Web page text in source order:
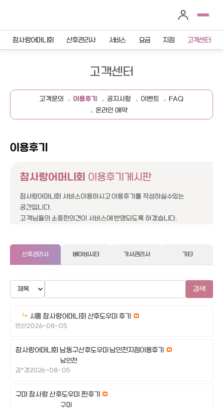
참사랑어머니회 산후관리사 서비스 요금 지점 고객센터
고객센터
고객문의 이용후기 공지사항 이벤트
FAQ
온라인 예약
이용후기
참사랑어머니회 이용후기게시판
참사랑어머니회 서비스이용하시고 이용후기를 작성하실수있는
공간입니다.
고객님들의 소중한의견이 서비스에 반영되도록 하겠습니다.
산후관리사 베이비시터 가사관리사 기타
검색
시흥 참사랑어머니회 산후도우미 후기
안산2026-08-05
참사랑어머니회 남동구산후도우미 남인천지점이용후기
남인천
김*경2026-08-05
구미 참사랑 산후도우미 찐후기
구미